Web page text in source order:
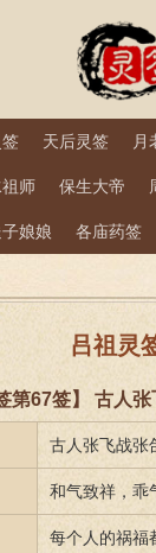
天后灵签 月
师 保生大帝
娘娘 各庙药签
吕祖灵
第67签】 古人
古人张飞战张
和气致祥，乖
每个人的祸福